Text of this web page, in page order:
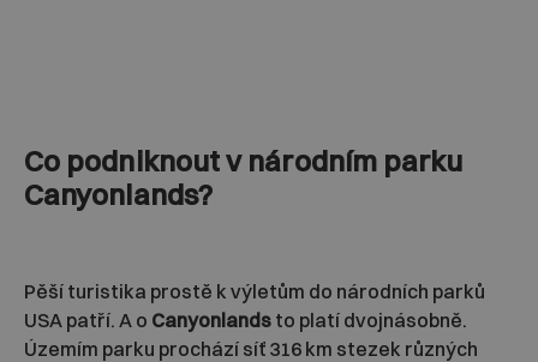
Co podniknout v národním parku
Canyonlands?
Pěší turistika prostě k výletům do národních parků
USA patří. A o Canyonlands to platí dvojnásobně.
Územím parku prochází síť 316 km stezek různých